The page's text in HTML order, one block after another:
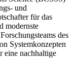
und
für das
modernste
des
Systemkonzepten
eine nachhaltige